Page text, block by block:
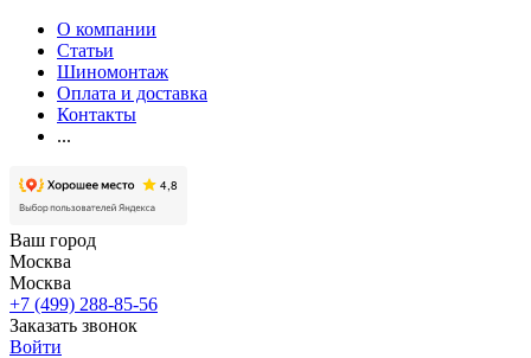
О компании
Статьи
Шиномонтаж
Оплата и доставка
Контакты
...
Ваш город
Москва
Москва
+7 (499) 288-85-56
Заказать звонок
Войти